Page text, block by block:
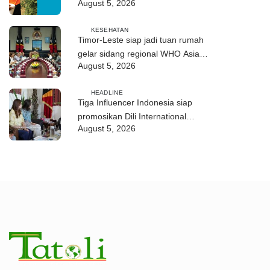
Australia pada 2028
August 5, 2026
KESEHATAN
Timor-Leste siap jadi tuan rumah
gelar sidang regional WHO Asia
August 5, 2026
HEADLINE
Tiga Influencer Indonesia siap
promosikan Dili International
Marathon dan Wisata Timor-Leste
August 5, 2026